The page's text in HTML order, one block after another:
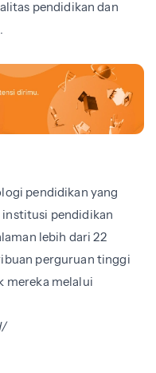
pendidikan dan
pendidikan yang
pendidikan
lebih dari 22
perguruan tinggi
mereka melalui